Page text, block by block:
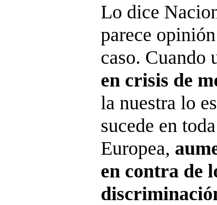
Lo dice
parece
caso. Cuando
en crisis de
la nuestra lo
sucede en
Europea,
en contra de